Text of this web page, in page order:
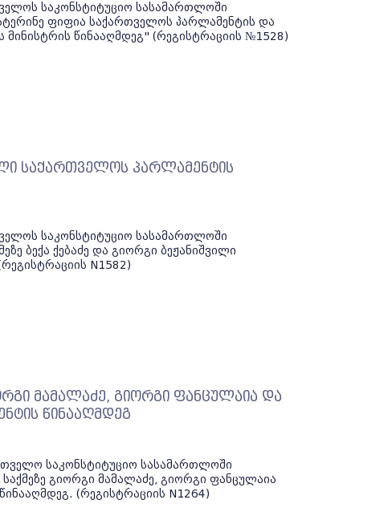
საკონსტიტუციო სასამართლოში
ფიფია საქართველოს პარლამენტის და
წინააღმდეგ" (რეგისტრაციის №1528)
საქართველოს პარლამენტის
საკონსტიტუციო სასამართლოში
ბექა ქებაძე და გიორგი ბეჟანიშვილი
N1582)
მამალაძე, გიორგი ფანცულაია და
წინააღმდეგ
საკონსტიტუციო სასამართლოში
გიორგი მამალაძე, გიორგი ფანცულაია
(რეგისტრაციის N1264)